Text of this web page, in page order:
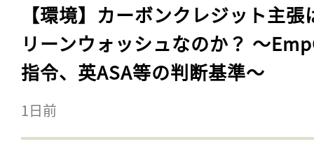
【環境】カーボンクレジット主張
リーンウォッシュなのか？ 〜
指令、英ASA等の判断基準〜
1日前